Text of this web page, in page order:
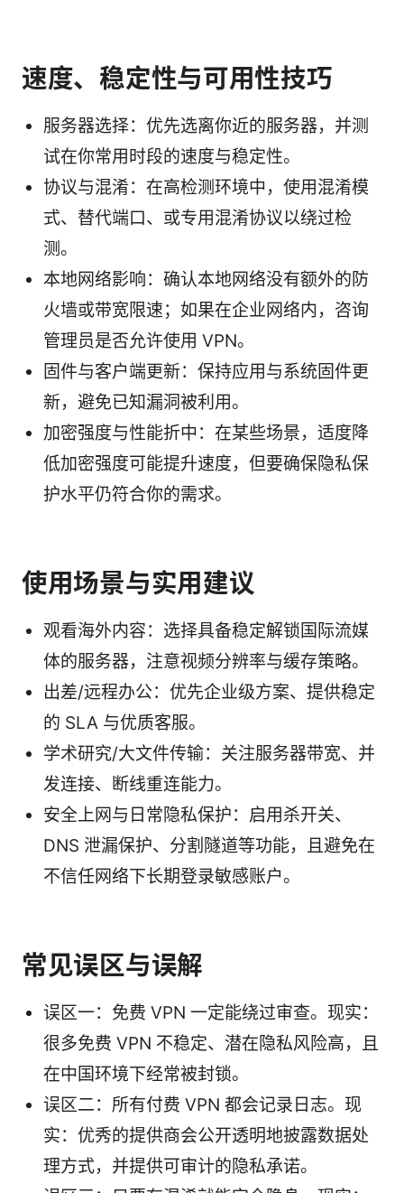
速度、稳定性与可用性技巧
服务器选择：优先选离你近的服务器，并测
试在你常用时段的速度与稳定性。
协议与混淆：在高检测环境中，使用混淆模
式、替代端口、或专用混淆协议以绕过检
测。
本地网络影响：确认本地网络没有额外的防
火墙或带宽限速；如果在企业网络内，咨询
管理员是否允许使用 VPN。
固件与客户端更新：保持应用与系统固件更
新，避免已知漏洞被利用。
加密强度与性能折中：在某些场景，适度降
低加密强度可能提升速度，但要确保隐私保
护水平仍符合你的需求。
使用场景与实用建议
观看海外内容：选择具备稳定解锁国际流媒
体的服务器，注意视频分辨率与缓存策略。
出差/远程办公：优先企业级方案、提供稳定
的 SLA 与优质客服。
学术研究/大文件传输：关注服务器带宽、并
发连接、断线重连能力。
安全上网与日常隐私保护：启用杀开关、
DNS 泄漏保护、分割隧道等功能，且避免在
不信任网络下长期登录敏感账户。
常见误区与误解
误区一：免费 VPN 一定能绕过审查。现实：
很多免费 VPN 不稳定、潜在隐私风险高，且
在中国环境下经常被封锁。
误区二：所有付费 VPN 都会记录日志。现
实：优秀的提供商会公开透明地披露数据处
理方式，并提供可审计的隐私承诺。